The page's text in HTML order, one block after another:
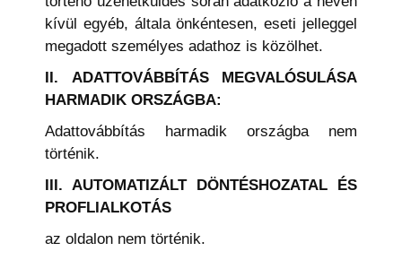
kívül egyéb, általa önkéntesen, eseti jelleggel
megadott személyes adathoz is közölhet.
II.
ADATTOVÁBBÍTÁS MEGVALÓSULÁSA
HARMADIK ORSZÁGBA:
Adattovábbítás harmadik országba nem
történik.
III. AUTOMATIZÁLT DÖNTÉSHOZATAL ÉS
PROFLIALKOTÁS
az oldalon nem történik.